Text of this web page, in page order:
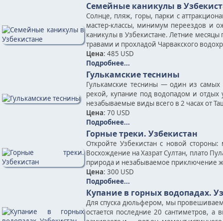
Семейные каникулы в
Солнце, пляж, горы, парки с
мастер-классы, минимум переездов и
каникулы в Узбекистане. Летние
травами и прохладой Чарвакского
Цена: 485 USD
Подробнее...
Гулькамские теснины
Гулькамские теснины — один из
рекой, купание под водопадом и
незабываемые виды всего в 2 часах от
Цена: 70 USD
Подробнее...
Горные треки. Узбекистан
Откройте Узбекистан с новой
Восхождение на Хазрат Султан, плато
природа и незабываемое приключение
Цена: 300 USD
Подробнее...
Купание в горных водопадах.
Для спуска дюльфером, мы провешиваем
остается последние 20 сантиметров,